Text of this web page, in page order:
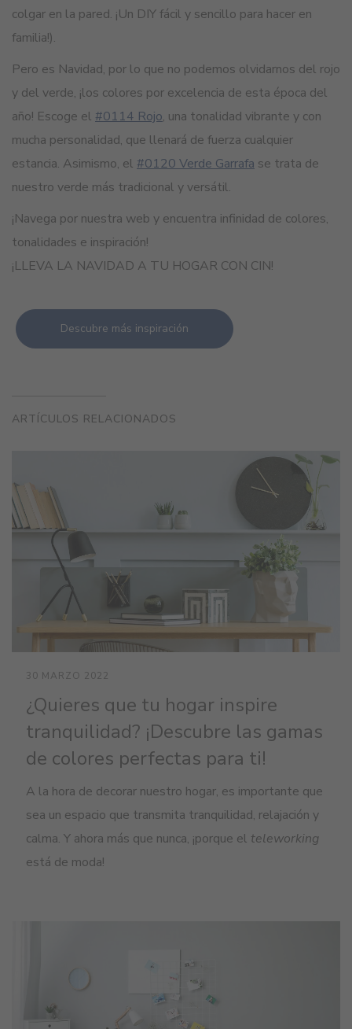
colgar en la pared. ¡Un DIY fácil y sencillo para hacer en
familia!).
Pero es Navidad, por lo que no podemos olvidarnos del rojo
y del verde, ¡los colores por excelencia de esta época del
año! Escoge el #0114 Rojo, una tonalidad vibrante y con
mucha personalidad, que llenará de fuerza cualquier
estancia. Asimismo, el #0120 Verde Garrafa se trata de
nuestro verde más tradicional y versátil.
¡Navega por nuestra web y encuentra infinidad de colores,
tonalidades e inspiración!
¡LLEVA LA NAVIDAD A TU HOGAR CON CIN!
Descubre más inspiración
ARTÍCULOS RELACIONADOS
¿Quieres que tu hogar inspire
tranquilidad? ¡Descubre las gamas
de colores perfectas para ti!
30 MARZO 2022
A la hora de decorar nuestro hogar, es importante que
sea un espacio que transmita tranquilidad, relajación y
calma. Y ahora más que nunca, ¡porque el teleworking
está de moda!